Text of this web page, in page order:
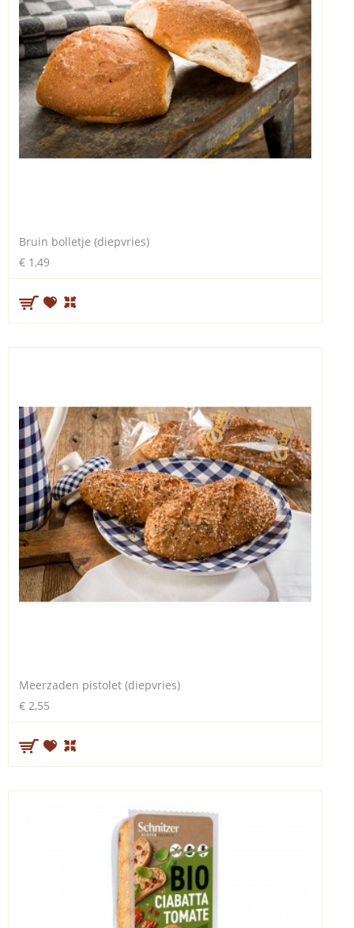
Bruin bolletje (diepvries)
€ 1,49
Meerzaden pistolet (diepvries)
€ 2,55